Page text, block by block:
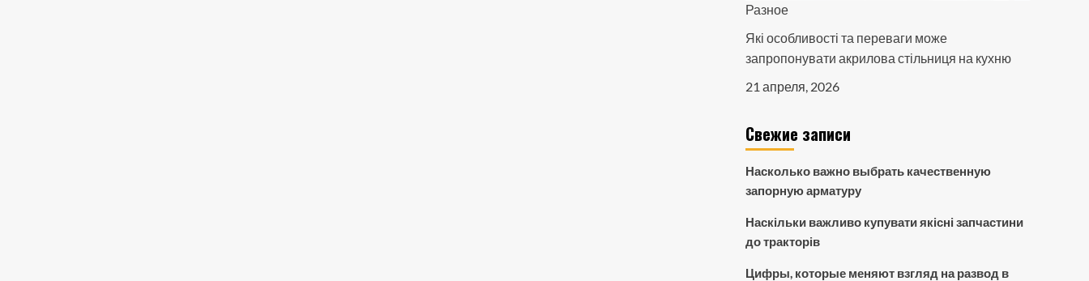
Разное
Які особливості та переваги може
запропонувати акрилова стільниця на кухню
21 апреля, 2026
Свежие записи
Насколько важно выбрать качественную
запорную арматуру
Наскільки важливо купувати якісні запчастини
до тракторів
Цифры, которые меняют взгляд на развод в